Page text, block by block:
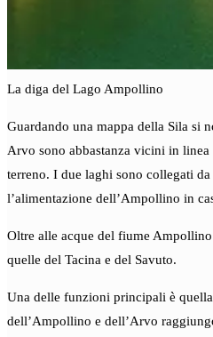
La diga del Lago Ampollino
Guardando una mappa della Sila si
Arvo sono abbastanza vicini in linea
terreno. I due laghi sono collegati
l’alimentazione dell’Ampollino in
Oltre alle acque del fiume
quelle del Tacina e del Savuto.
Una delle funzioni principali è
dell’Ampollino e dell’Arvo